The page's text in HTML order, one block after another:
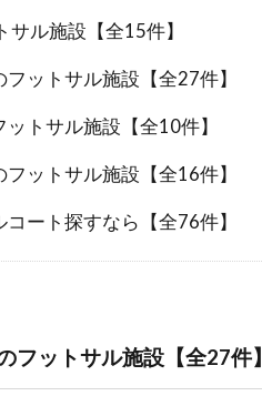
サル施設【全15件】
ットサル施設【全27件】
トサル施設【全10件】
ットサル施設【全16件】
ート探すなら【全76件】
フットサル施設【全27件】